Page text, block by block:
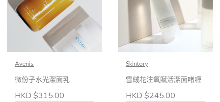
Avenis
微份子水光潔面乳
HKD $315.00
Skintory
雪絨花注氧賦活潔面啫喱
HKD $245.00